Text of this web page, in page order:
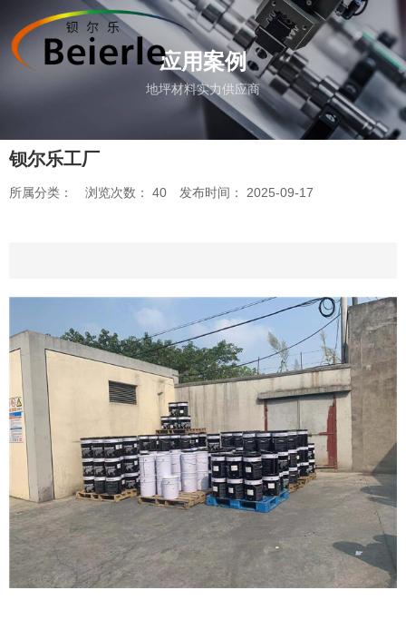
应用案例
地坪材料实力供应商
钡尔乐工厂
所属分类： 浏览次数： 40 发布时间： 2025-09-17